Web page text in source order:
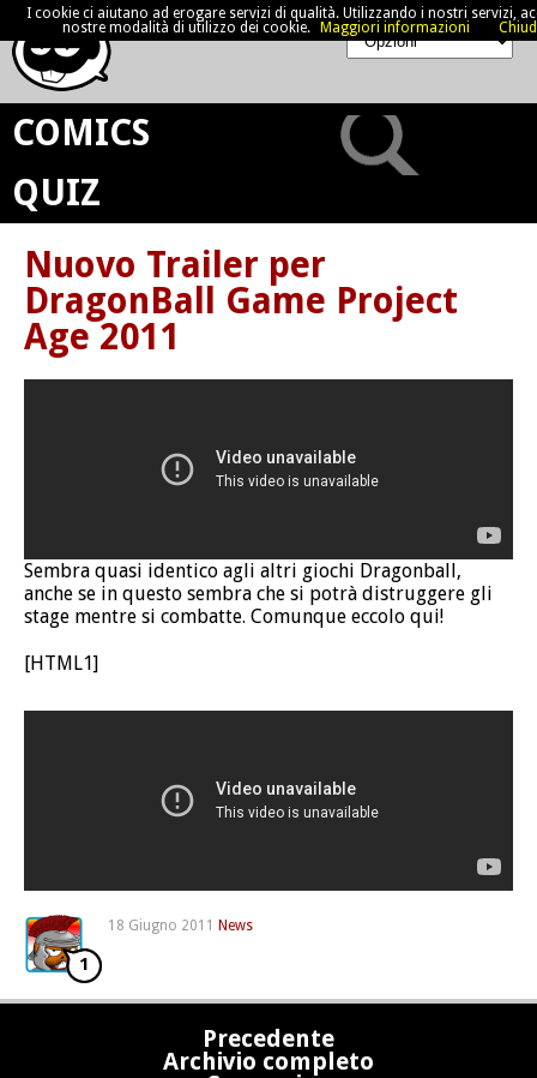
COMICS
QUIZ
Nuovo Trailer per
DragonBall Game Project
Age 2011
Sembra quasi identico agli altri giochi Dragonball,
anche se in questo sembra che si potrà distruggere gli
stage mentre si combatte. Comunque eccolo qui!
[HTML1]
18 Giugno 2011 News
1
Precedente
Archivio completo
I cookie ci aiutano ad erogare servizi di qualità. Utilizzando i nostri servizi,
nostre modalità di utilizzo dei cookie.
Maggiori informazioni